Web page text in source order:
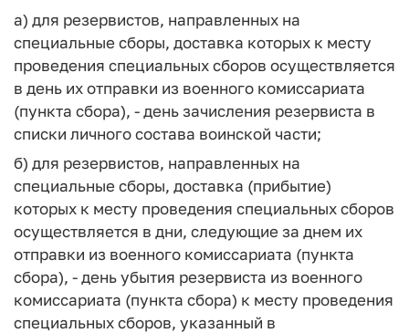
а) для резервистов, направленных на
специальные сборы, доставка которых к месту
проведения специальных сборов осуществляется
в день их отправки из военного комиссариата
(пункта сбора), - день зачисления резервиста в
списки личного состава воинской части;
б) для резервистов, направленных на
специальные сборы, доставка (прибытие)
которых к месту проведения специальных сборов
осуществляется в дни, следующие за днем их
отправки из военного комиссариата (пункта
сбора), - день убытия резервиста из военного
комиссариата (пункта сбора) к месту проведения
специальных сборов, указанный в